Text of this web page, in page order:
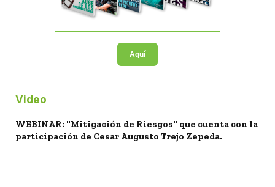
Aquí
Video
WEBINAR: "Mitigación de Riesgos" que cuenta con la
participación de Cesar Augusto Trejo Zepeda.